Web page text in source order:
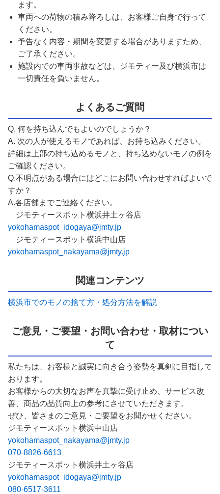
ます。
車両への荷物の積み降ろしは、お客様ご自身で行って
ください。
予告なく内容・期間を変更する場合がありますため、
ご了承ください。
施設内での車両事故などは、ジモティー及び横浜市は
一切責任を負いません。
よくあるご質問
Q. 何を持ち込んでもよいのでしょうか？
A. 次の人が使えるモノであれば、お持ち込みください。
詳細は上部の持ち込めるモノと、持ち込めないモノの例を
ご確認ください。
Q.不明点がある場合にはどこにお問い合わせすればよいで
すか？
A.各店舗までご連絡ください。
ジモティースポット横浜井土ヶ谷店
yokohamaspot_idogaya@jmty.jp
ジモティースポット横浜中山店
yokohamaspot_nakayama@jmty.jp
関連コンテンツ
横浜市でのモノの捨て方・処分方法を解説
ご意見・ご要望・お問い合わせ・取材につい
て
私たちは、お客様と誠実に向き合う姿勢を真剣に目指して
おります。
お客様からの大切なお声を真摯に受け止め、サービス改
善、商品の品質向上の参考にさせていただきます。
ぜひ、皆さまのご意見・ご要望をお聞かせください。
ジモティースポット横浜中山店
yokohamaspot_nakayama@jmty.jp
070-8826-6613
ジモティースポット横浜井土ヶ谷店
yokohamaspot_idogaya@jmty.jp
080-6517-3611